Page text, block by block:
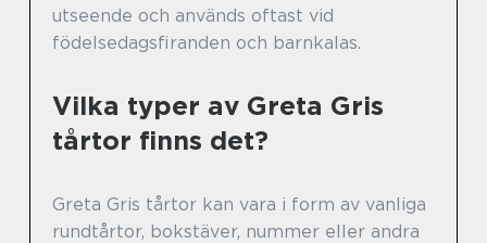
utseende och används oftast vid
födelsedagsfiranden och barnkalas.
Vilka typer av Greta Gris
tårtor finns det?
Greta Gris tårtor kan vara i form av vanliga
rundtårtor, bokstäver, nummer eller andra